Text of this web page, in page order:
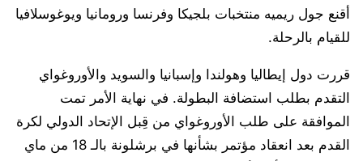
أقنع جول ريميه منتخبات بلجيكا وفرنسا ورومانيا ويوغوسلافيا
للقيام بالرحلة.
قررت دول إيطاليا وهولندا وإسبانيا والسويد والأوروغواي
التقدم بطلب استضافة البطولة. في نهاية الأمر تمت
الموافقة على طلب الأوروغواي من قِبل الإتحاد الدولي لكرة
القدم بعد انعقاد مؤتمر بشأنها في برشلونة بالـ 18 من ماي